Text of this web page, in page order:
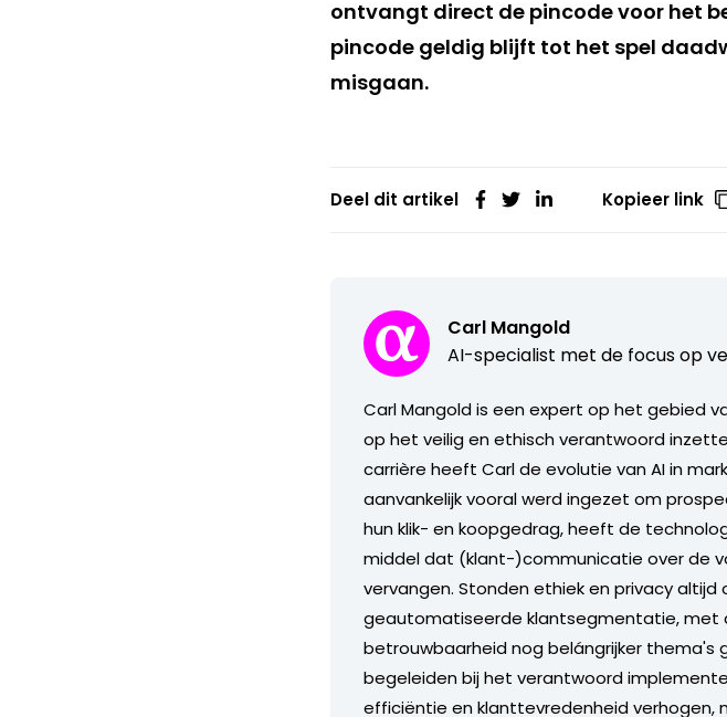
ontvangt direct de pincode voor het
pincode geldig blijft tot het spel
misgaan.
Deel dit artikel Kopieer link
Carl Mangold
AI-specialist met de focus op
Carl Mangold is een expert op het gebied
op het veilig en ethisch verantwoord
carrière heeft Carl de evolutie van AI in
aanvankelijk vooral werd ingezet om
hun klik- en koopgedrag, heeft de
middel dat (klant-)communicatie over de
vervangen. Stonden ethiek en privacy
geautomatiseerde klantsegmentatie, met
betrouwbaarheid nog belángrijker thema's
begeleiden bij het verantwoord
efficiëntie en klanttevredenheid verhogen,